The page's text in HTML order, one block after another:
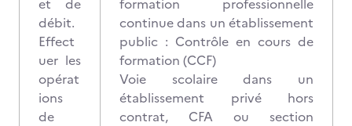
et de
débit.
Effect
uer les
opérat
ions
de
formation professionnelle
continue dans un établissement
public : Contrôle en cours de
formation (CCF)
Voie scolaire dans un
établissement privé hors
contrat, CFA ou section